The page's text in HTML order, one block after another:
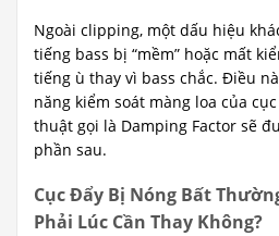
Ngoài clipping, một dấu hiệu
tiếng bass bị “mềm” hoặc mất
tiếng ù thay vì bass chắc. Điều
năng kiểm soát màng loa của
thuật gọi là Damping Factor sẽ
phần sau.
Cục Đẩy Bị Nóng Bất
Phải Lúc Cần Thay Không?